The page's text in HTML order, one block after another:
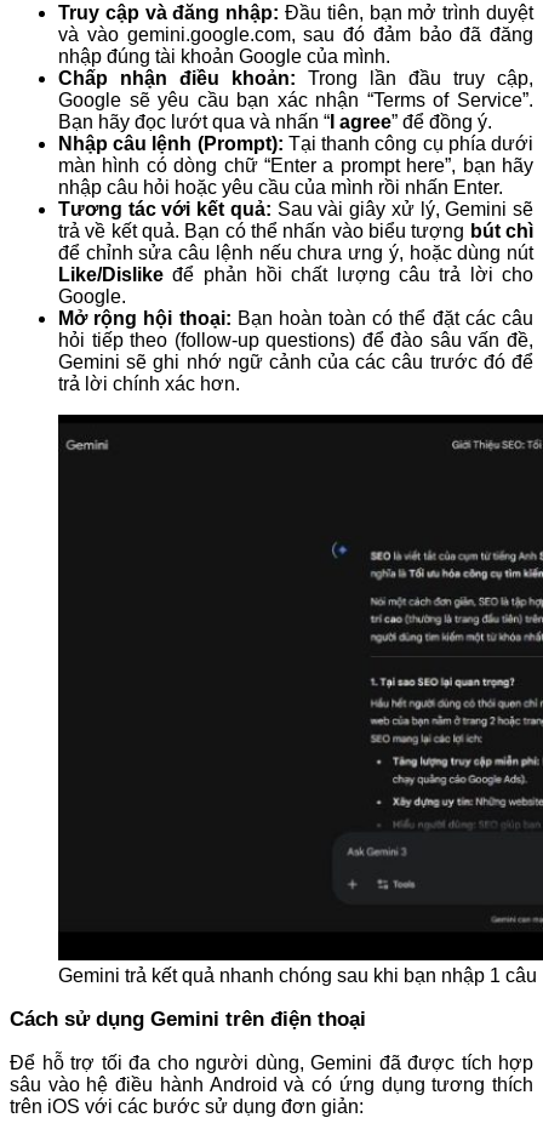
Truy cập và đăng nhập: Đầu tiên, bạn mở trình duyệt
và vào gemini.google.com, sau đó đảm bảo đã đăng
nhập đúng tài khoản Google của mình.
Chấp nhận điều khoản: Trong lần đầu truy cập,
Google sẽ yêu cầu bạn xác nhận “Terms of Service”.
Bạn hãy đọc lướt qua và nhấn “ I agree” để đồng ý.
Nhập câu lệnh (Prompt): Tại thanh công cụ phía dưới
màn hình có dòng chữ “Enter a prompt here”, bạn hãy
nhập câu hỏi hoặc yêu cầu của mình rồi nhấn Enter.
Tương tác với kết quả: Sau vài giây xử lý, Gemini sẽ
trả về kết quả. Bạn có thể nhấn vào biểu tượng bút chì
để chỉnh sửa câu lệnh nếu chưa ưng ý, hoặc dùng nút
Like/Dislike để phản hồi chất lượng câu trả lời cho
Google.
Mở rộng hội thoại: Bạn hoàn toàn có thể đặt các câu
hỏi tiếp theo (follow-up questions) để đào sâu vấn đề,
Gemini sẽ ghi nhớ ngữ cảnh của các câu trước đó để
trả lời chính xác hơn.
Gemini trả kết quả nhanh chóng sau khi bạn nhập 1
Cách sử dụng Gemini trên điện thoại
Để hỗ trợ tối đa cho người dùng, Gemini đã được tích hợp
sâu vào hệ điều hành Android và có ứng dụng tương thích
trên iOS với các bước sử dụng đơn giản: